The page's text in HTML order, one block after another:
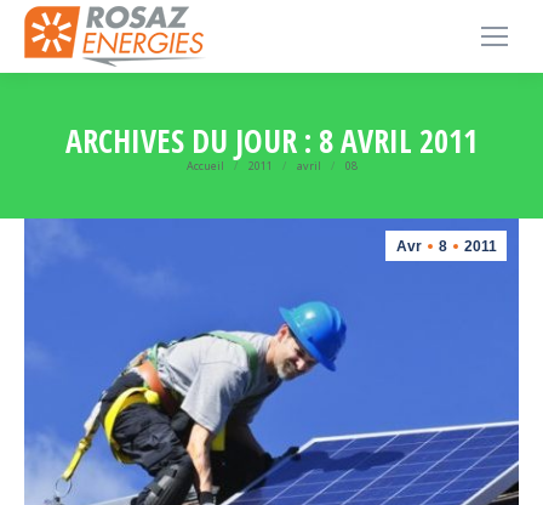
ARCHIVES DU JOUR : 8 AVRIL 2011
Vous êtes ici :
Accueil 2011 avril 08
Avr 8 2011